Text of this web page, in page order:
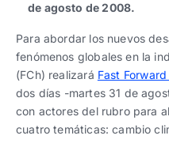
de agosto de 2008.
Para abordar los nuevos
fenómenos globales en la
(FCh) realizará Fast
dos días -martes 31 de
con actores del rubro para
cuatro temáticas: cambio